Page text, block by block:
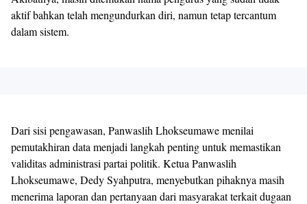
aktif bahkan telah mengundurkan diri, namun tetap tercantum
dalam sistem.
Dari sisi pengawasan, Panwaslih Lhokseumawe menilai
pemutakhiran data menjadi langkah penting untuk memastikan
validitas administrasi partai politik. Ketua Panwaslih
Lhokseumawe, Dedy Syahputra, menyebutkan pihaknya masih
menerima laporan dan pertanyaan dari masyarakat terkait dugaan